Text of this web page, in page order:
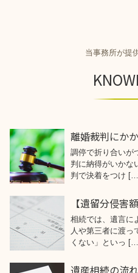
当事務所が提
離婚裁判にか
調停で折り合いが
判に納得がいかな
判で決着をつけ
【遺留分侵害
相続では、遺言に
人や第三者に渡っ
くない」といっ
遺産相続の流